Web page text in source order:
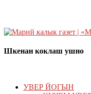
Шкенан коклаш ушно
УВЕР ЙОГЫН